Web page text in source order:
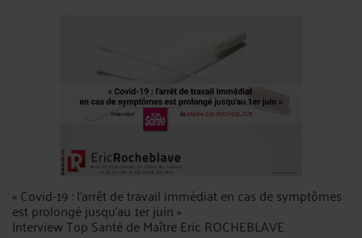
« Covid-19 : l’arrêt de travail immédiat en cas de symptômes
est prolongé jusqu’au 1er juin »
Interview Top Santé de Maître Eric ROCHEBLAVE